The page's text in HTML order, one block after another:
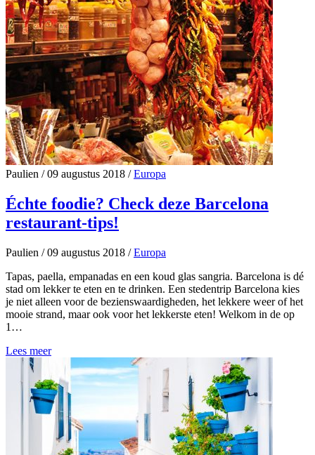
Paulien /09 augustus 2018 / Europa
Échte foodie? Check deze Barcelona
restaurant-tips!
Paulien /09 augustus 2018 / Europa
Tapas, paella, empanadas en een koud glas sangria. Barcelona is dé
stad om lekker te eten en te drinken. Een stedentrip Barcelona kies
je niet alleen voor de bezienswaardigheden, het lekkere weer of het
mooie strand, maar ook voor het lekkerste eten! Welkom in de op
1…
Lees meer